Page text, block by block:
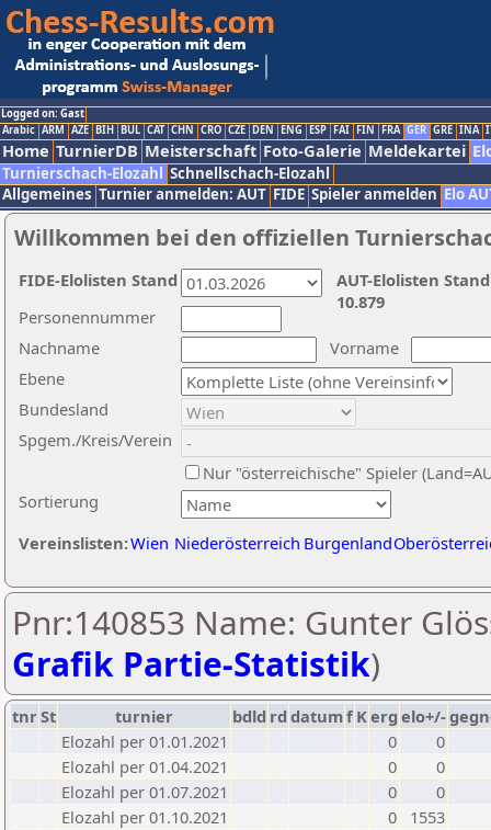
Logged on: Gast
Arabic ARM AZE BIH BUL CAT CHN CRO CZE DEN ENG ESP FAI FIN FRA GER GRE INA
Home TurnierDB Meisterschaft Foto-Galerie Meldekartei
Turnierschach-Elozahl Schnellschach-Elozahl
Allgemeines Turnier anmelden: AUT FIDE Spieler anmelden Elo
Willkommen bei den offiziellen
Nachname
Vorname
Ebene
Sortierung
Personennummer
Bundesland
Spgem./Kreis/Verein
Nur "österreichische" Spieler
Vereinslisten:Wien Niederösterreich Burgenland
AUT-Elolisten
10.879
FIDE-Elolisten Stand
Pnr:140853 Name: Gunter
Grafik Partie-Statistik)
tnrSt turnier bdld rd datumf Kerg elo+/-
Elozahl per 01.01.2021
0
0
Elozahl per 01.04.2021
0
0
Elozahl per 01.07.2021
0
0
Elozahl per 01.10.2021
0
1553